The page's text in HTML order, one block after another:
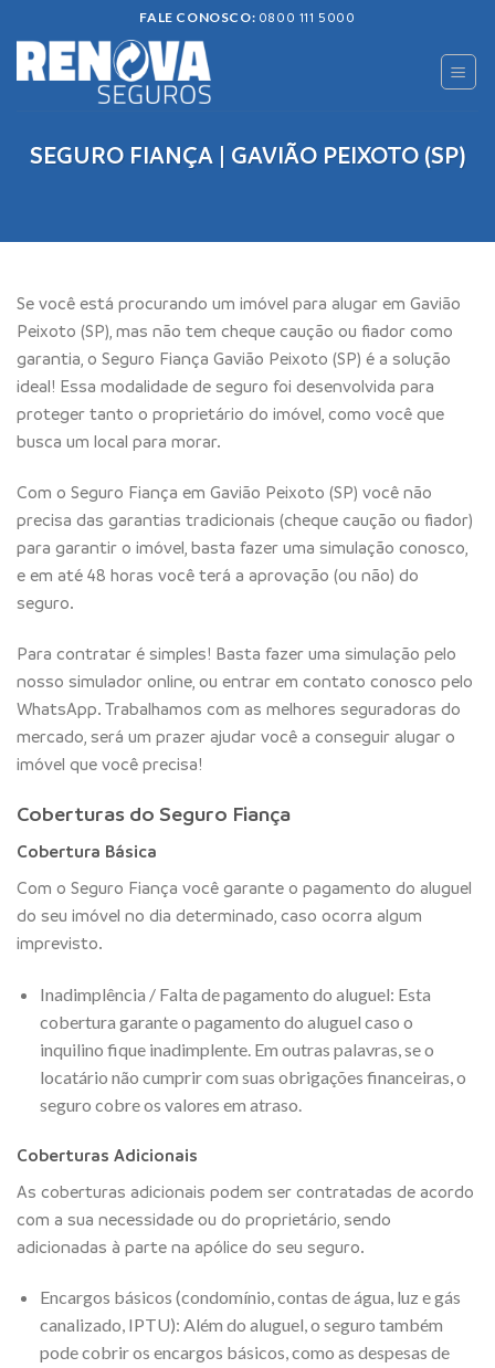
to
content
FALE CONOSCO: 0800 111 5000
SEGURO FIANÇA | GAVIÃO PEIXOTO (SP)
Se você está procurando um imóvel para alugar em Gavião
Peixoto (SP), mas não tem cheque caução ou fiador como
garantia, o Seguro Fiança Gavião Peixoto (SP) é a solução
ideal! Essa modalidade de seguro foi desenvolvida para
proteger tanto o proprietário do imóvel, como você que
busca um local para morar.
Com o Seguro Fiança em Gavião Peixoto (SP) você não
precisa das garantias tradicionais (cheque caução ou fiador)
para garantir o imóvel, basta fazer uma simulação conosco,
e em até 48 horas você terá a aprovação (ou não) do
seguro.
Para contratar é simples! Basta fazer uma simulação pelo
nosso simulador online, ou entrar em contato conosco pelo
WhatsApp. Trabalhamos com as melhores seguradoras do
mercado, será um prazer ajudar você a conseguir alugar o
imóvel que você precisa!
Coberturas do Seguro Fiança
Cobertura Básica
Com o Seguro Fiança você garante o pagamento do aluguel
do seu imóvel no dia determinado, caso ocorra algum
imprevisto.
Inadimplência / Falta de pagamento do aluguel: Esta
cobertura garante o pagamento do aluguel caso o
inquilino fique inadimplente. Em outras palavras, se o
locatário não cumprir com suas obrigações financeiras, o
seguro cobre os valores em atraso.
Coberturas Adicionais
As coberturas adicionais podem ser contratadas de acordo
com a sua necessidade ou do proprietário, sendo
adicionadas à parte na apólice do seu seguro.
Encargos básicos (condomínio, contas de água, luz e gás
canalizado, IPTU): Além do aluguel, o seguro também
pode cobrir os encargos básicos, como as despesas de